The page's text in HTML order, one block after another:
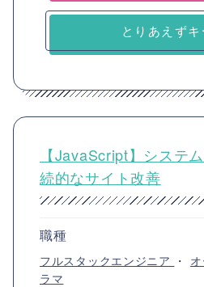
とりあえず
【JavaScript】システ
続的なサイト改善
職種
フルスタックエンジニア ・
ラマ